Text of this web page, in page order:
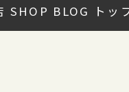
SHOP BLOG トッ